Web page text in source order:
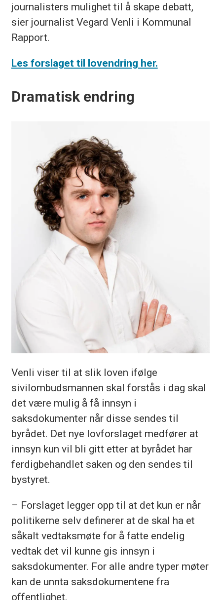
journalisters mulighet til å skape debatt,
sier journalist Vegard Venli i Kommunal
Rapport.
Les forslaget til lovendring her.
Dramatisk endring
Venli viser til at slik loven ifølge
sivilombudsmannen skal forstås i dag skal
det være mulig å få innsyn i
saksdokumenter når disse sendes til
byrådet. Det nye lovforslaget medfører at
innsyn kun vil bli gitt etter at byrådet har
ferdigbehandlet saken og den sendes til
bystyret.
– Forslaget legger opp til at det kun er når
politikerne selv definerer at de skal ha et
såkalt vedtaksmøte for å fatte endelig
vedtak det vil kunne gis innsyn i
saksdokumenter. For alle andre typer møter
kan de unnta saksdokumentene fra
offentlighet.